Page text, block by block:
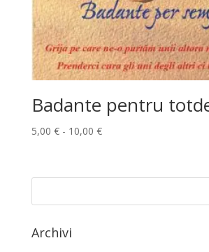
Badante pentru
5,00 € - 10,00 €Fascia
da
Archivi